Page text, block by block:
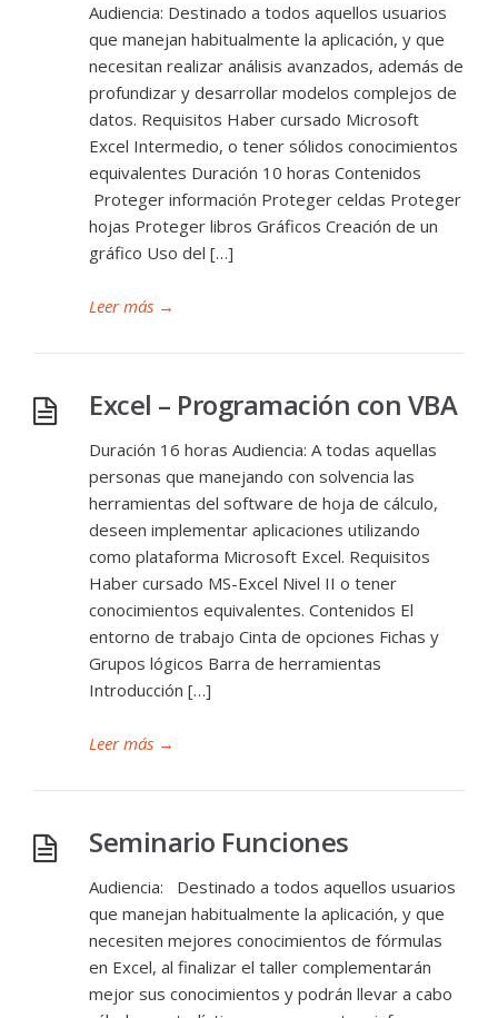
Audiencia: Destinado a todos aquellos usuarios
que manejan habitualmente la aplicación, y que
necesitan realizar análisis avanzados, además de
profundizar y desarrollar modelos complejos de
datos. Requisitos Haber cursado Microsoft
Excel Intermedio, o tener sólidos conocimientos
equivalentes Duración 10 horas Contenidos
Proteger información Proteger celdas Proteger
hojas Proteger libros Gráficos Creación de un
gráfico Uso del […]
Leer más →
Excel – Programación con VBA
Duración 16 horas Audiencia: A todas aquellas
personas que manejando con solvencia las
herramientas del software de hoja de cálculo,
deseen implementar aplicaciones utilizando
como plataforma Microsoft Excel. Requisitos
Haber cursado MS-Excel Nivel II o tener
conocimientos equivalentes. Contenidos El
entorno de trabajo Cinta de opciones Fichas y
Grupos lógicos Barra de herramientas
Introducción […]
Leer más →
Seminario Funciones
Audiencia: Destinado a todos aquellos usuarios
que manejan habitualmente la aplicación, y que
necesiten mejores conocimientos de fórmulas
en Excel, al finalizar el taller complementarán
mejor sus conocimientos y podrán llevar a cabo